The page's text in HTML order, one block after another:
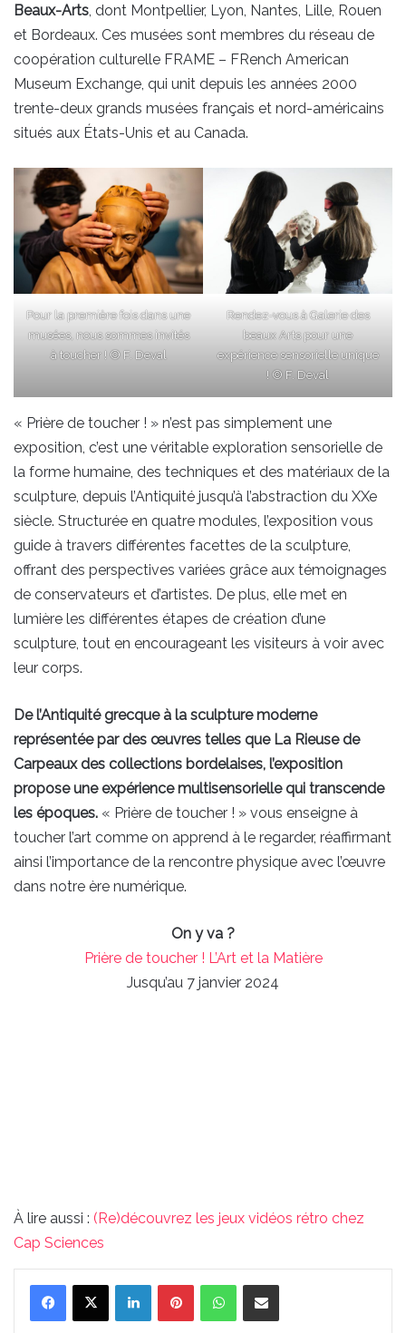
Beaux-Arts, dont Montpellier, Lyon, Nantes, Lille, Rouen
et Bordeaux. Ces musées sont membres du réseau de
coopération culturelle FRAME – FRench American
Museum Exchange, qui unit depuis les années 2000
trente-deux grands musées français et nord-américains
situés aux États-Unis et au Canada.
Pour la première fois dans une
musées, nous sommes invités
à toucher ! © F. Deval
Rendez-vous à Galerie des
beaux Arts pour une
expérience sensorielle unique
! © F. Deval
« Prière de toucher ! » n’est pas simplement une
exposition, c’est une véritable exploration sensorielle de
la forme humaine, des techniques et des matériaux de la
sculpture, depuis l’Antiquité jusqu’à l’abstraction du XXe
siècle. Structurée en quatre modules, l’exposition vous
guide à travers différentes facettes de la sculpture,
offrant des perspectives variées grâce aux témoignages
de conservateurs et d’artistes. De plus, elle met en
lumière les différentes étapes de création d’une
sculpture, tout en encourageant les visiteurs à voir avec
leur corps.
De l’Antiquité grecque à la sculpture moderne
représentée par des œuvres telles que La Rieuse de
Carpeaux des collections bordelaises, l’exposition
propose une expérience multisensorielle qui transcende
les époques. « Prière de toucher ! » vous enseigne à
toucher l’art comme on apprend à le regarder, réaffirmant
ainsi l’importance de la rencontre physique avec l’œuvre
dans notre ère numérique.
On y va ?
Prière de toucher ! L’Art et la Matière
Jusqu’au 7 janvier 2024
À lire aussi : (Re)découvrez les jeux vidéos rétro chez
Cap Sciences
LinkedinPinterestWhatsAppPartager par email